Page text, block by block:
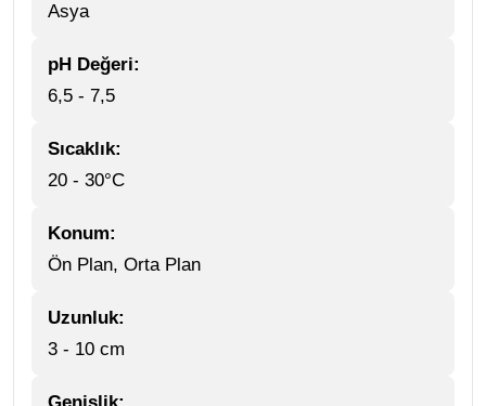
Asya
pH Değeri:
6,5 - 7,5
Sıcaklık:
20 - 30°C
Konum:
Ön Plan, Orta Plan
Uzunluk:
3 - 10 cm